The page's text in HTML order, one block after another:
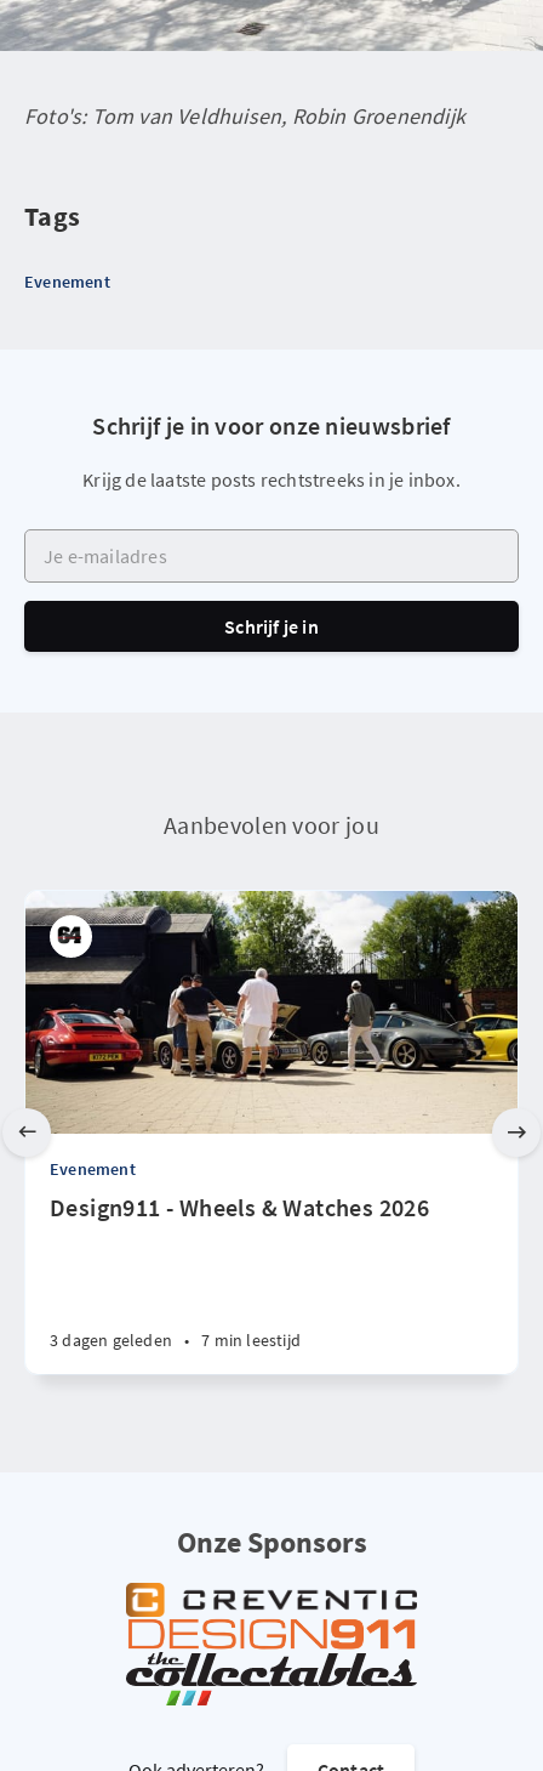
Foto's: Tom van Veldhuisen, Robin Groenendijk
Tags
Evenement
Schrijf je in voor onze nieuwsbrief
Krijg de laatste posts rechtstreeks in je inbox.
Je e-mailadres
Schrijf je in
Aanbevolen voor jou
Evenement
Design911 - Wheels & Watches 2026
3 dagen geleden • 7 min leestijd
Onze Sponsors